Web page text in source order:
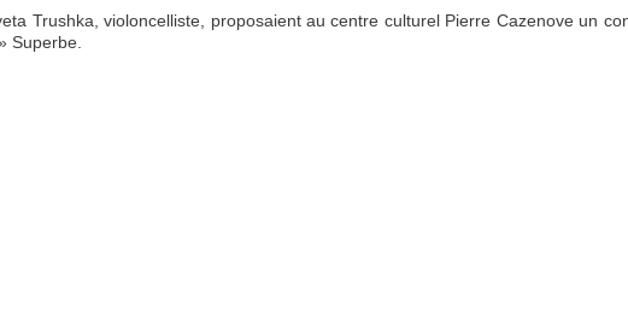
Trushka, violoncelliste, proposaient au centre culturel Pierre Cazenove un
Superbe.